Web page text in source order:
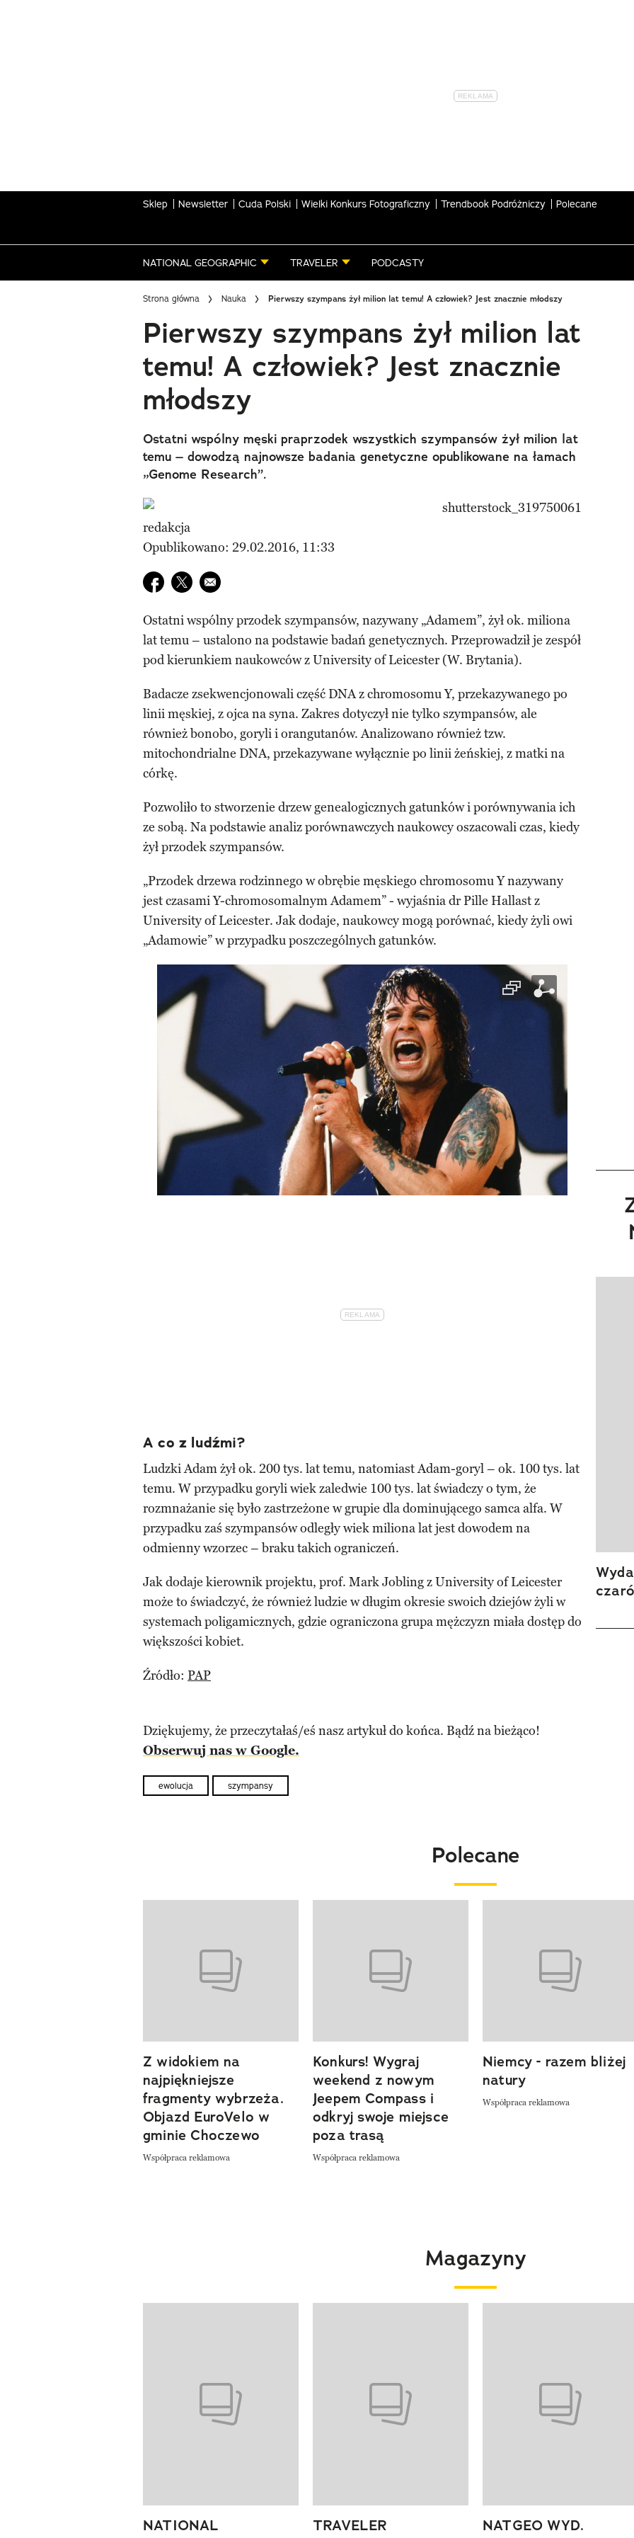
Sklep Newsletter Cuda Polski Wielki Konkurs Fotograficzny Trendbook Podróżniczy Polecane
NATIONAL GEOGRAPHIC TRAVELER PODCASTY
Strona główna Nauka Pierwszy szympans żył milion lat temu! A człowiek? Jest znacznie młodszy
Pierwszy szympans żył milion lat
temu! A człowiek? Jest znacznie
młodszy
Ostatni wspólny męski praprzodek wszystkich szympansów żył milion lat
temu – dowodzą najnowsze badania genetyczne opublikowane na łamach
„Genome Research”.
redakcja
Opublikowano: 29.02.2016, 11:33
Udostępnij na facebook
Udostępnij na twitter
E-mail do przyjaciela
Ostatni wspólny przodek szympansów, nazywany „Adamem”, żył ok. miliona
lat temu – ustalono na podstawie badań genetycznych. Przeprowadził je zespół
pod kierunkiem naukowców z University of Leicester (W. Brytania).
Badacze zsekwencjonowali część DNA z chromosomu Y, przekazywanego po
linii męskiej, z ojca na syna. Zakres dotyczył nie tylko szympansów, ale
również bonobo, goryli i orangutanów. Analizowano również tzw.
mitochondrialne DNA, przekazywane wyłącznie po linii żeńskiej, z matki na
córkę.
Pozwoliło to stworzenie drzew genealogicznych gatunków i porównywania ich
ze sobą. Na podstawie analiz porównawczych naukowcy oszacowali czas, kiedy
żył przodek szympansów.
„Przodek drzewa rodzinnego w obrębie męskiego chromosomu Y nazywany
jest czasami Y-chromosomalnym Adamem” - wyjaśnia dr Pille Hallast z
University of Leicester. Jak dodaje, naukowcy mogą porównać, kiedy żyli owi
„Adamowie” w przypadku poszczególnych gatunków.
A co z ludźmi?
Ludzki Adam żył ok. 200 tys. lat temu, natomiast Adam-goryl – ok. 100 tys. lat
temu. W przypadku goryli wiek zaledwie 100 tys. lat świadczy o tym, że
rozmnażanie się było zastrzeżone w grupie dla dominującego samca alfa. W
przypadku zaś szympansów odległy wiek miliona lat jest dowodem na
odmienny wzorzec – braku takich ograniczeń.
Jak dodaje kierownik projektu, prof. Mark Jobling z University of Leicester
może to świadczyć, że również ludzie w długim okresie swoich dziejów żyli w
systemach poligamicznych, gdzie ograniczona grupa mężczyzn miała dostęp do
większości kobiet.
Źródło: PAP
Dziękujemy, że przeczytałaś/eś nasz artykuł do końca. Bądź na bieżąco!
Obserwuj nas w Google.
ewolucja szympansy
Polecane
previous element
Z widokiem na
najpiękniejsze
fragmenty wybrzeża.
Objazd EuroVelo w
gminie Choczewo
Współpraca reklamowa
Konkurs! Wygraj
weekend z nowym
Jeepem Compass i
odkryj swoje miejsce
poza trasą
Współpraca reklamowa
Niemcy - razem bliżej
natury
Współpraca reklamowa
Magazyny
NATIONAL
TRAVELER
NATGEO WYD.